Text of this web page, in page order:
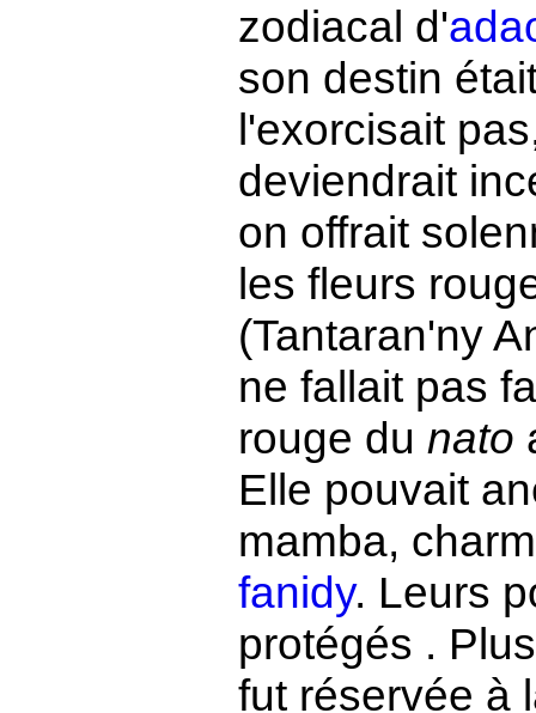
zodiacal d'
son destin
l'exorcisait
deviendrait
on offrait
les fleurs
(Tantaran'ny
ne fallait pas
rouge du nato
Elle pouvait
mamba,
fanidy. Leurs
protégés .
fut réservée à